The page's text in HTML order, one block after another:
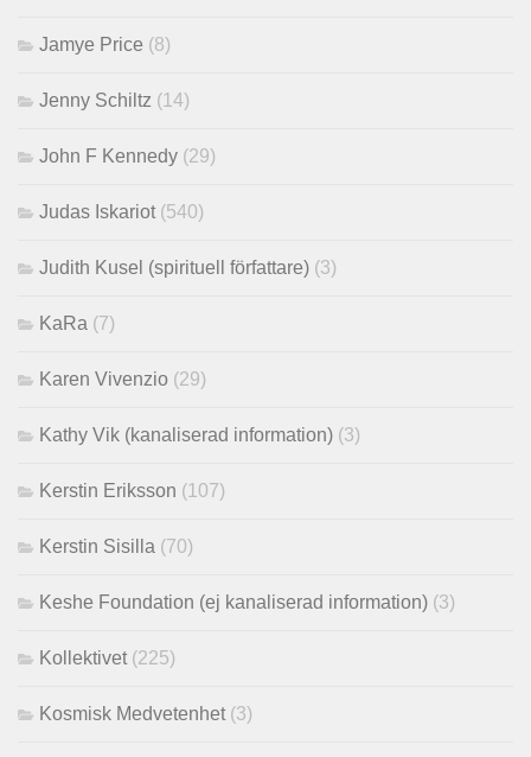
Jamye Price (8)
Jenny Schiltz (14)
John F Kennedy (29)
Judas Iskariot (540)
Judith Kusel (spirituell författare) (3)
KaRa (7)
Karen Vivenzio (29)
Kathy Vik (kanaliserad information) (3)
Kerstin Eriksson (107)
Kerstin Sisilla (70)
Keshe Foundation (ej kanaliserad information) (3)
Kollektivet (225)
Kosmisk Medvetenhet (3)